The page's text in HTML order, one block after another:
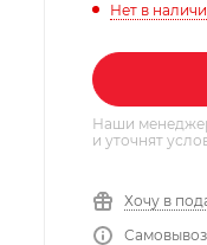
Нет в
Наши
и уточнят
Хочу в